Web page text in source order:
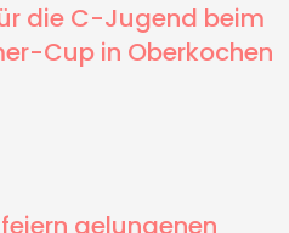
die C-Jugend beim
Cup in Oberkochen
feiern gelungenen